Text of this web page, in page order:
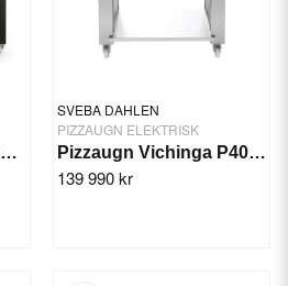
Pizzaugn DC21P, 2-däck - Sveba Dahlen
SVEBA DAHLEN
PIZZAUGN ELEKTRISK
Pizzaugn Vichinga P402V
139 990 kr